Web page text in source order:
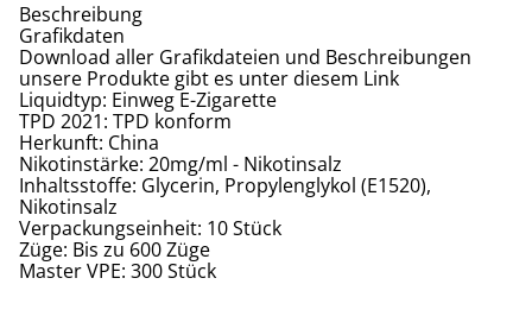
Beschreibung
Grafikdaten
Download aller Grafikdateien und Beschreibungen
unsere Produkte gibt es unter diesem Link
Liquidtyp: Einweg E-Zigarette
TPD 2021: TPD konform
Herkunft: China
Nikotinstärke: 20mg/ml - Nikotinsalz
Inhaltsstoffe: Glycerin, Propylenglykol (E1520),
Nikotinsalz
Verpackungseinheit: 10 Stück
Züge: Bis zu 600 Züge
Master VPE: 300 Stück